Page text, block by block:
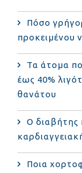
Πόσο
προκειμένου
Τα άτομα
έως 40%
θανάτου
Ο διαβήτης
Ποια